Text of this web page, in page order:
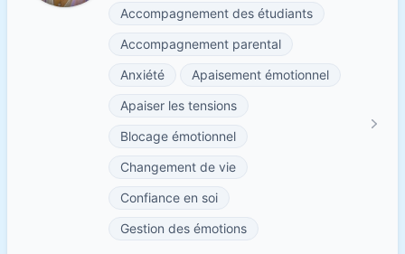
Accompagnement des étudiants
Accompagnement parental
Anxiété
Apaisement émotionnel
Apaiser les tensions
Blocage émotionnel
Changement de vie
Confiance en soi
Gestion des émotions